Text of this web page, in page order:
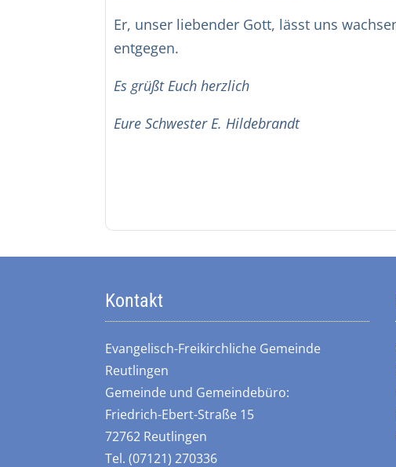
Er, unser liebender Gott, lässt uns
entgegen.
Es grüßt Euch herzlich
Eure Schwester E. Hildebrandt
Kontakt
Evangelisch-Freikirchliche Gemeinde
Reutlingen
Gemeinde und Gemeindebüro:
Friedrich-Ebert-Straße 15
72762 Reutlingen
Tel. (07121) 270336